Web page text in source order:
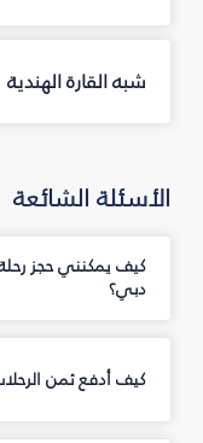
شبه القارة الهندية
الأسئلة الشائعة
كيف يمكنني حجز
دبي؟
كيف أدفع ثمن